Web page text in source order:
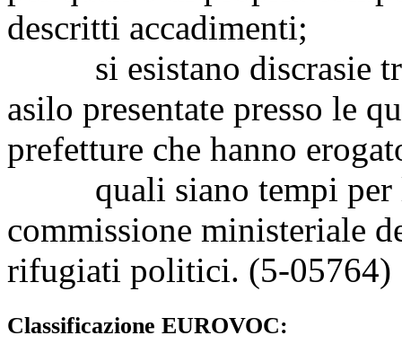
descritti accadimenti;
si esistano discrasie
asilo presentate presso le
prefetture che hanno
quali siano tempi per
commissione ministeriale
rifugiati politici. (5-05764)
Classificazione EUROVOC: